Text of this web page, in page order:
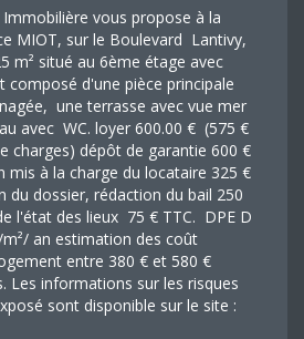
vous propose à la
MIOT, sur le Boulevard Lantivy,
m² situé au 6ème étage avec
composé d'une pièce principale
une terrasse avec vue mer
avec WC. loyer 600.00 € (575 €
charges) dépôt de garantie 600 €
mis à la charge du locataire 325 €
du dossier, rédaction du bail 250
l'état des lieux 75 € TTC. DPE D
m²/ an estimation des coût
entre 380 € et 580 €
Les informations sur les risques
sont disponible sur le site :